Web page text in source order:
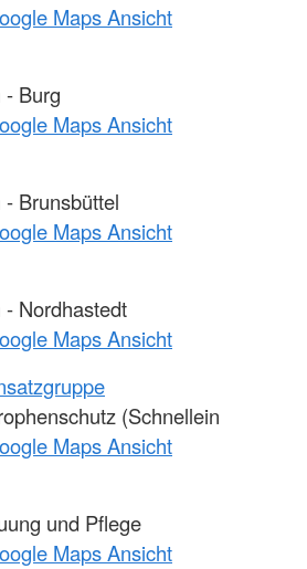
Maps Ansicht
Burg
Maps Ansicht
Brunsbüttel
Maps Ansicht
Nordhastedt
Maps Ansicht
(Schnellein
Maps Ansicht
und Pflege
Maps Ansicht